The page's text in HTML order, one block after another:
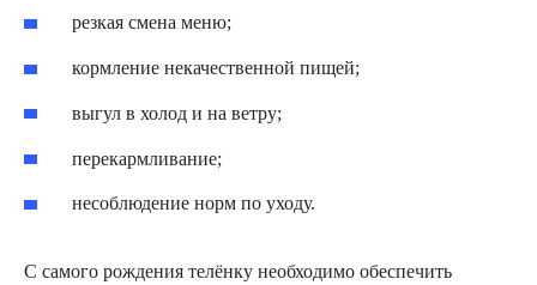
резкая смена меню;
кормление некачественной пищей;
выгул в холод и на ветру;
перекармливание;
несоблюдение норм по уходу.
С самого рождения телёнку необходимо обеспечить